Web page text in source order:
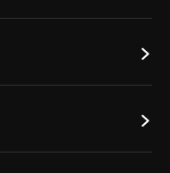

